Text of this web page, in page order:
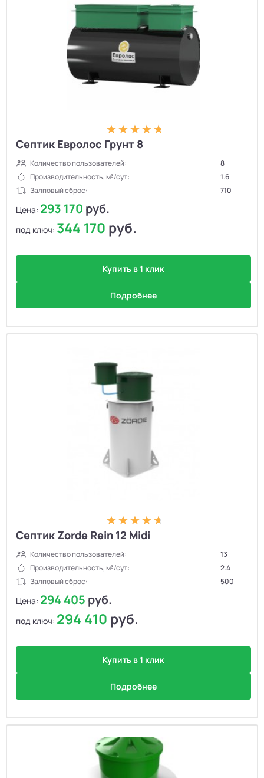
Септик Евролос Грунт 8
Количество пользователей:
8
Производительность, м³/сут:
1.6
Залповый сброс:
710
Цена: 293 170 руб.
под ключ: 344 170 руб.
Купить в 1 клик
Подробнее
Септик Zorde Rein 12 Midi
Количество пользователей:
13
Производительность, м³/сут:
2.4
Залповый сброс:
500
Цена: 294 405 руб.
под ключ: 294 410 руб.
Купить в 1 клик
Подробнее